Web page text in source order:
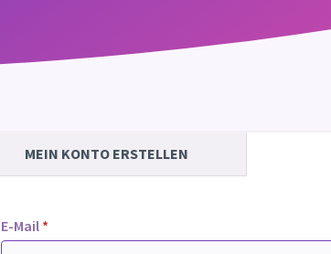
MEIN KONTO ERSTELLEN
E-Mail *